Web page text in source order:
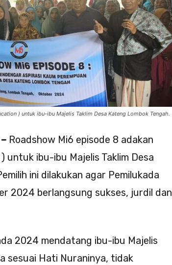
) untuk ibu-ibu Majelis Taklim Desa Kateng Lombok Tengah.
Roadshow Mi6 episode 8 adakan
untuk ibu-ibu Majelis Taklim Desa
ini dilakukan agar Pemilukada
2024 berlangsung sukses, jurdil dan
2024 mendatang ibu-ibu Majelis
sesuai Hati Nuraninya, tidak